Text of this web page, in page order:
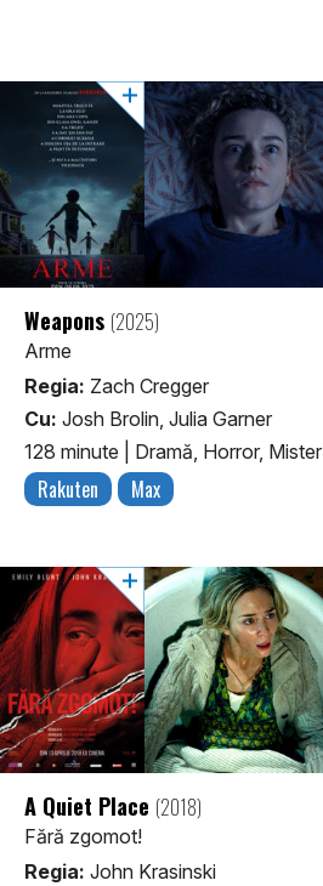
Weapons (2025)
Arme
Regia: Zach Cregger
Cu: Josh Brolin, Julia Garner
128 minute
Dramă, Horror, Mister
Rakuten Max
A Quiet Place (2018)
Fără zgomot!
Regia: John Krasinski